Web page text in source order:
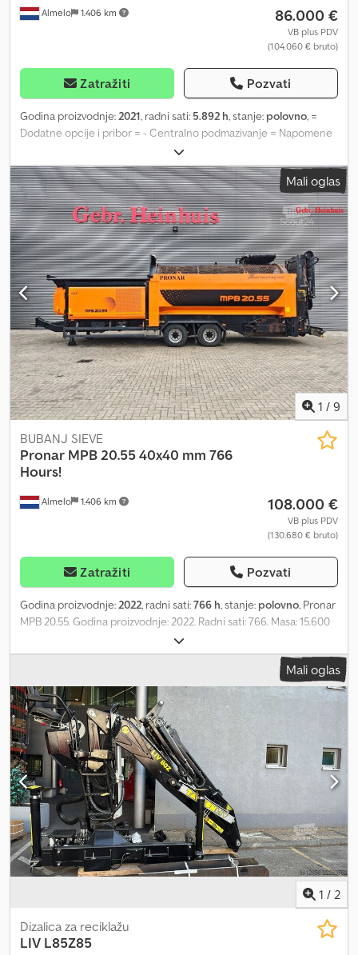
Almelo 1.406 km 86.000 €
VB plus PDV
(104.060 € bruto)
Zatražiti Pozvati
Godina proizvodnje:2021, radni sati: 5.892 h, stanje: polovno, =
Dodatne opcije i pribor = - Centralno podmazivanje = Napomene
= Terra Select T60. Godina proizvodnje: 2021. Radni sati: 5893.
Težina: 19.000 kg. CE mašina. Maksimalni radni pritisak: 250 bar. 4
podesiva oslonca. Dvostrani bočni transporter. Dvostrani
transporter. 40x40 mm. AdBlue. Centralni sistem podmazivanja.
Gume: 385/65R22,5, 80%. ID broj: 338. Opšti uslovi poslovanja
kompanije Heinhuis primenjuju se na sve oglase, ponude i
cenovnike kompanije Heinhuis, sve ugovore koje zaključi Heinhuis
i pregovore koji prethode njima. Svakom vrstom odgovora,
prihvatate primenljivost Opštih uslova poslovanja kompanije
Heinhuis i izjavljujete da ste upoznati sa ovim Opštim uslovima
poslovanja. Naše cene su izvozne neto cene. = Dodatne
informacije = Crsdpfsznwr Dsx Abzef Vrsta goriva: Dizel Godina
proizvodnje: 2021 Boja: Plava Pogonski sistem: Točkovi Sopstvena
težina: 19.000 kg CE oznaka: Da Opšte stanje: Dobro Tehničko
stanje: Dobro Vizuelno stanje: Dobro = Informacije o kompaniji =
Za više informacija:
Mali oglas
1 / 9
Almelo 1.406 km
BUBANJ SIEVE
Pronar MPB 20.55 40x40 mm 766
Hours!
108.000 €
VB plus PDV
(130.680 € bruto)
Zatražiti Pozvati
Godina proizvodnje:2022, radni sati:766 h, stanje: polovno, Pronar
MPB 20.55. Godina proizvodnje: 2022. Radni sati: 766. Masa: 15.600
kg. Maksimalna masa: 16.000 kg. CE mašina. Opterećenje po
osovini: 1: 8000 kg. 2: 8000 kg. Centralni sistem podmazivanja.
Dvostrani transporter. Dvostrani pogonski lanac. 40x40 mm. Gume:
435/50R19,5, 90%. ID broj: 302. Opšti uslovi poslovanja kompanije
Heinhuis primenjuju se na sve oglase, ponude i procene
kompanije Heinhuis, sve ugovore koje je sklopila kompanija
Heinhuis i pregovore koji su prethodili njima. Svakom vrstom
odgovora prihvatate primenljivost Opštih uslova poslovanja
kompanije Heinhuis i izjavljujete da ste upoznati sa ovim Opštim
uslovima poslovanja. Naše cene su izvozne neto cene. = Dodatne
informacije = Vrsta goriva: Dizel Cjdpsznalmefx Abzerf Godina
proizvodnje: 2022 Pogonski sistem: Na točkovima Masa bez
opterećenja: 15.600 kg Nosivost: 400 kg Maksimalna dozvoljena
masa: 16.000 kg CE oznaka: da = Informacije o kompaniji = Za više
informacija:
Mali oglas
1 / 2
Dizalica za reciklažu
LIV L85Z85